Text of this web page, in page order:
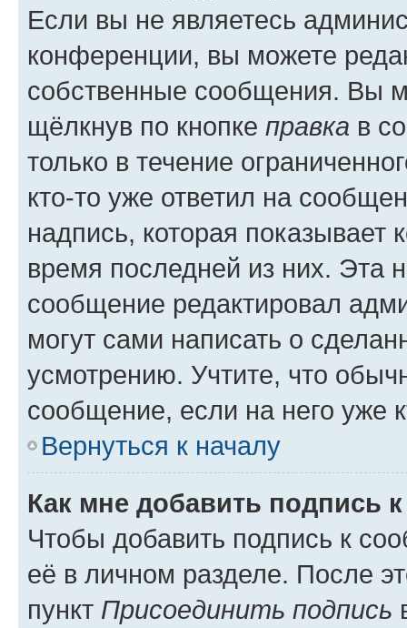
Если вы не являетесь
конференции, вы можете
собственные сообщения. Вы
щёлкнув по кнопке правка в
только в течение
кто-то уже ответил на
надпись, которая показывает
время последней из них. Эта
сообщение редактировал
могут сами написать о
усмотрению. Учтите, что
сообщение, если на него уже
Вернуться к началу
Как мне добавить подпись
Чтобы добавить подпись к
её в личном разделе. После
пункт Присоединить подпись